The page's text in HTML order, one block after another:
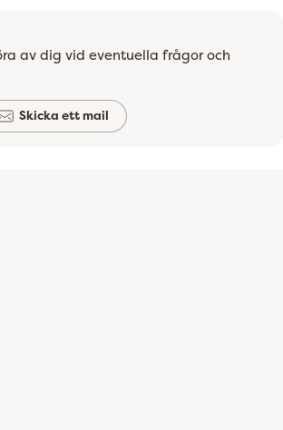
av dig vid eventuella frågor och
Skicka ett mail